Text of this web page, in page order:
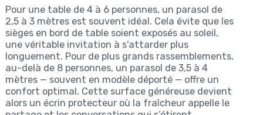
Pour une table de 4 à 6 personnes, un parasol de
2,5 à 3 mètres est souvent idéal. Cela évite que les
sièges en bord de table soient exposés au soleil,
une véritable invitation à s’attarder plus
longuement. Pour de plus grands rassemblements,
au-delà de 8 personnes, un parasol de 3,5 à 4
mètres — souvent en modèle déporté — offre un
confort optimal. Cette surface généreuse devient
alors un écrin protecteur où la fraîcheur appelle le